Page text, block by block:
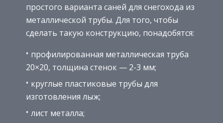
простого варианта саней для снегохода из
металлической трубы. Для того, чтобы
сделать такую конструкцию, понадобятся:
профилированная металлическая труба
20×20, толщина стенок — 2-3 мм;
круглые пластиковые трубы для
изготовления лыж;
лист металла;